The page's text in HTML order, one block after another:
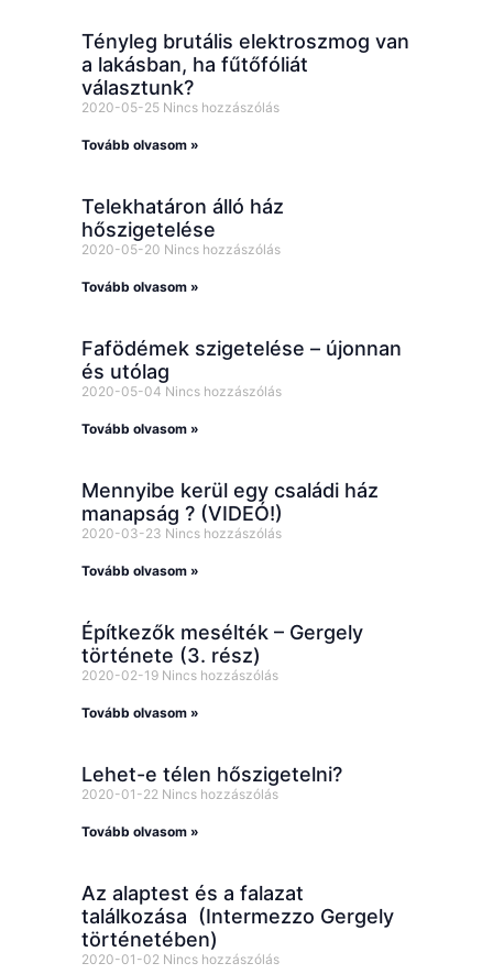
Tényleg brutális elektroszmog van
a lakásban, ha fűtőfóliát
választunk?
2020-05-25 Nincs hozzászólás
Tovább olvasom »
Telekhatáron álló ház
hőszigetelése
2020-05-20 Nincs hozzászólás
Tovább olvasom »
Fafödémek szigetelése – újonnan
és utólag
2020-05-04 Nincs hozzászólás
Tovább olvasom »
Mennyibe kerül egy családi ház
manapság ? (VIDEÓ!)
2020-03-23 Nincs hozzászólás
Tovább olvasom »
Építkezők mesélték – Gergely
története (3. rész)
2020-02-19 Nincs hozzászólás
Tovább olvasom »
Lehet-e télen hőszigetelni?
2020-01-22 Nincs hozzászólás
Tovább olvasom »
Az alaptest és a falazat
találkozása (Intermezzo Gergely
történetében)
2020-01-02 Nincs hozzászólás